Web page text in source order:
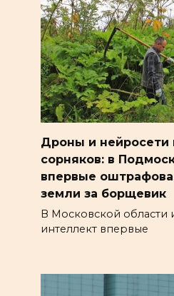
Дроны и нейросети
сорняков: в
впервые
земли за борщевик
В Московской области
интеллект впервые